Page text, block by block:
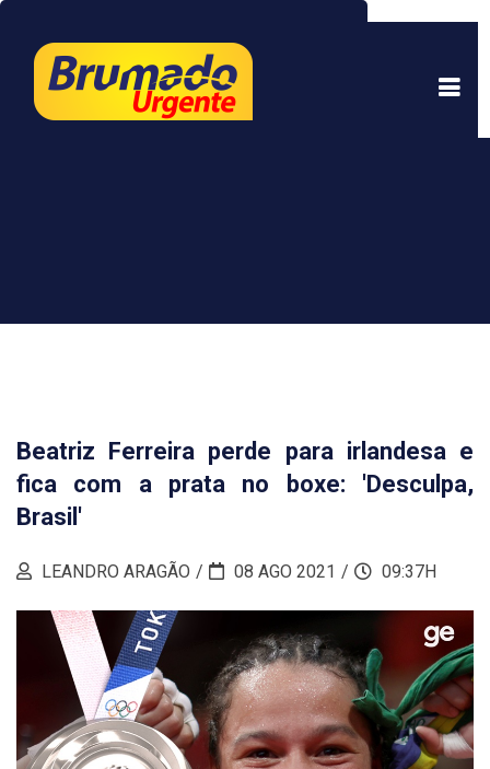
experiência. Ao continuar a navegar, você está
de acordo com isso.Saber mais.
Beatriz Ferreira perde para irlandesa e
fica com a prata no boxe: 'Desculpa,
Brasil'
LEANDRO ARAGÃO 08 AGO 2021 09:37H